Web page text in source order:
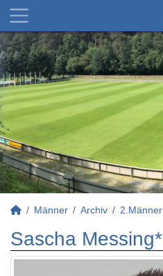
Männer Archiv 2.Männer
Sascha Messing*